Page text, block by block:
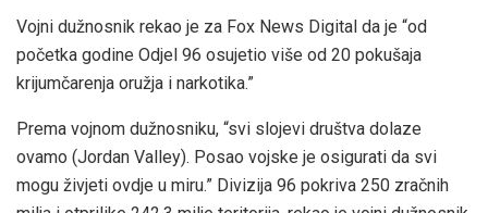
Vojni dužnosnik rekao je za Fox News Digital da je “od
početka godine Odjel 96 osujetio više od 20 pokušaja
krijumčarenja oružja i narkotika.”
Prema vojnom dužnosniku, “svi slojevi društva dolaze
ovamo (Jordan Valley). Posao vojske je osigurati da svi
mogu živjeti ovdje u miru.” Divizija 96 pokriva 250 zračnih